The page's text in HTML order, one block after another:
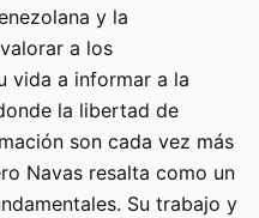
y la
a los
vida a informar a la
la libertad de
son cada vez más
Navas resalta como un
Su trabajo y